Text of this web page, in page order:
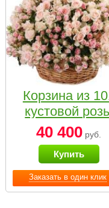
Заказать в один клик
Корзина из
кустовой
нежных тонов
40 400 руб.
Купить